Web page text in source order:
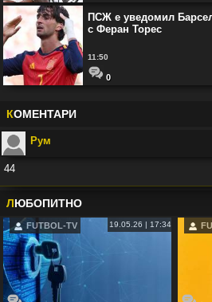
ПСЖ е уведомил
с Феран Торес
11:50
0
КОМЕНТАРИ
Рум
44
Във: Рио Фърдинанд: Джуд Белингам
ЛЮБОПИТНО
FUTBOL-TV 19.05.26 | 17:34